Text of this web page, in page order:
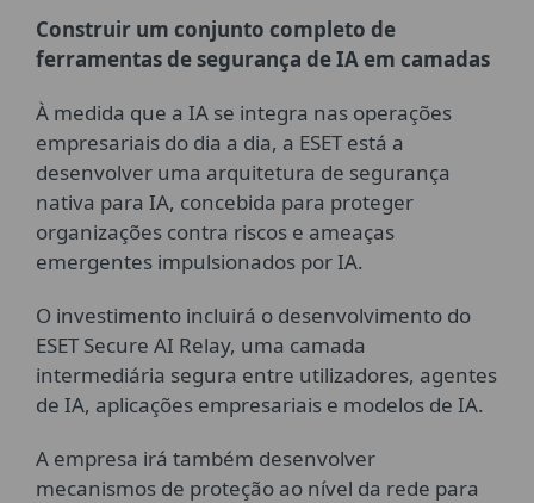
Construir um conjunto completo de
ferramentas de segurança de IA em camadas
À medida que a IA se integra nas operações
empresariais do dia a dia, a ESET está a
desenvolver uma arquitetura de segurança
nativa para IA, concebida para proteger
organizações contra riscos e ameaças
emergentes impulsionados por IA.
O investimento incluirá o desenvolvimento do
ESET Secure AI Relay, uma camada
intermediária segura entre utilizadores, agentes
de IA, aplicações empresariais e modelos de IA.
A empresa irá também desenvolver
mecanismos de proteção ao nível da rede para